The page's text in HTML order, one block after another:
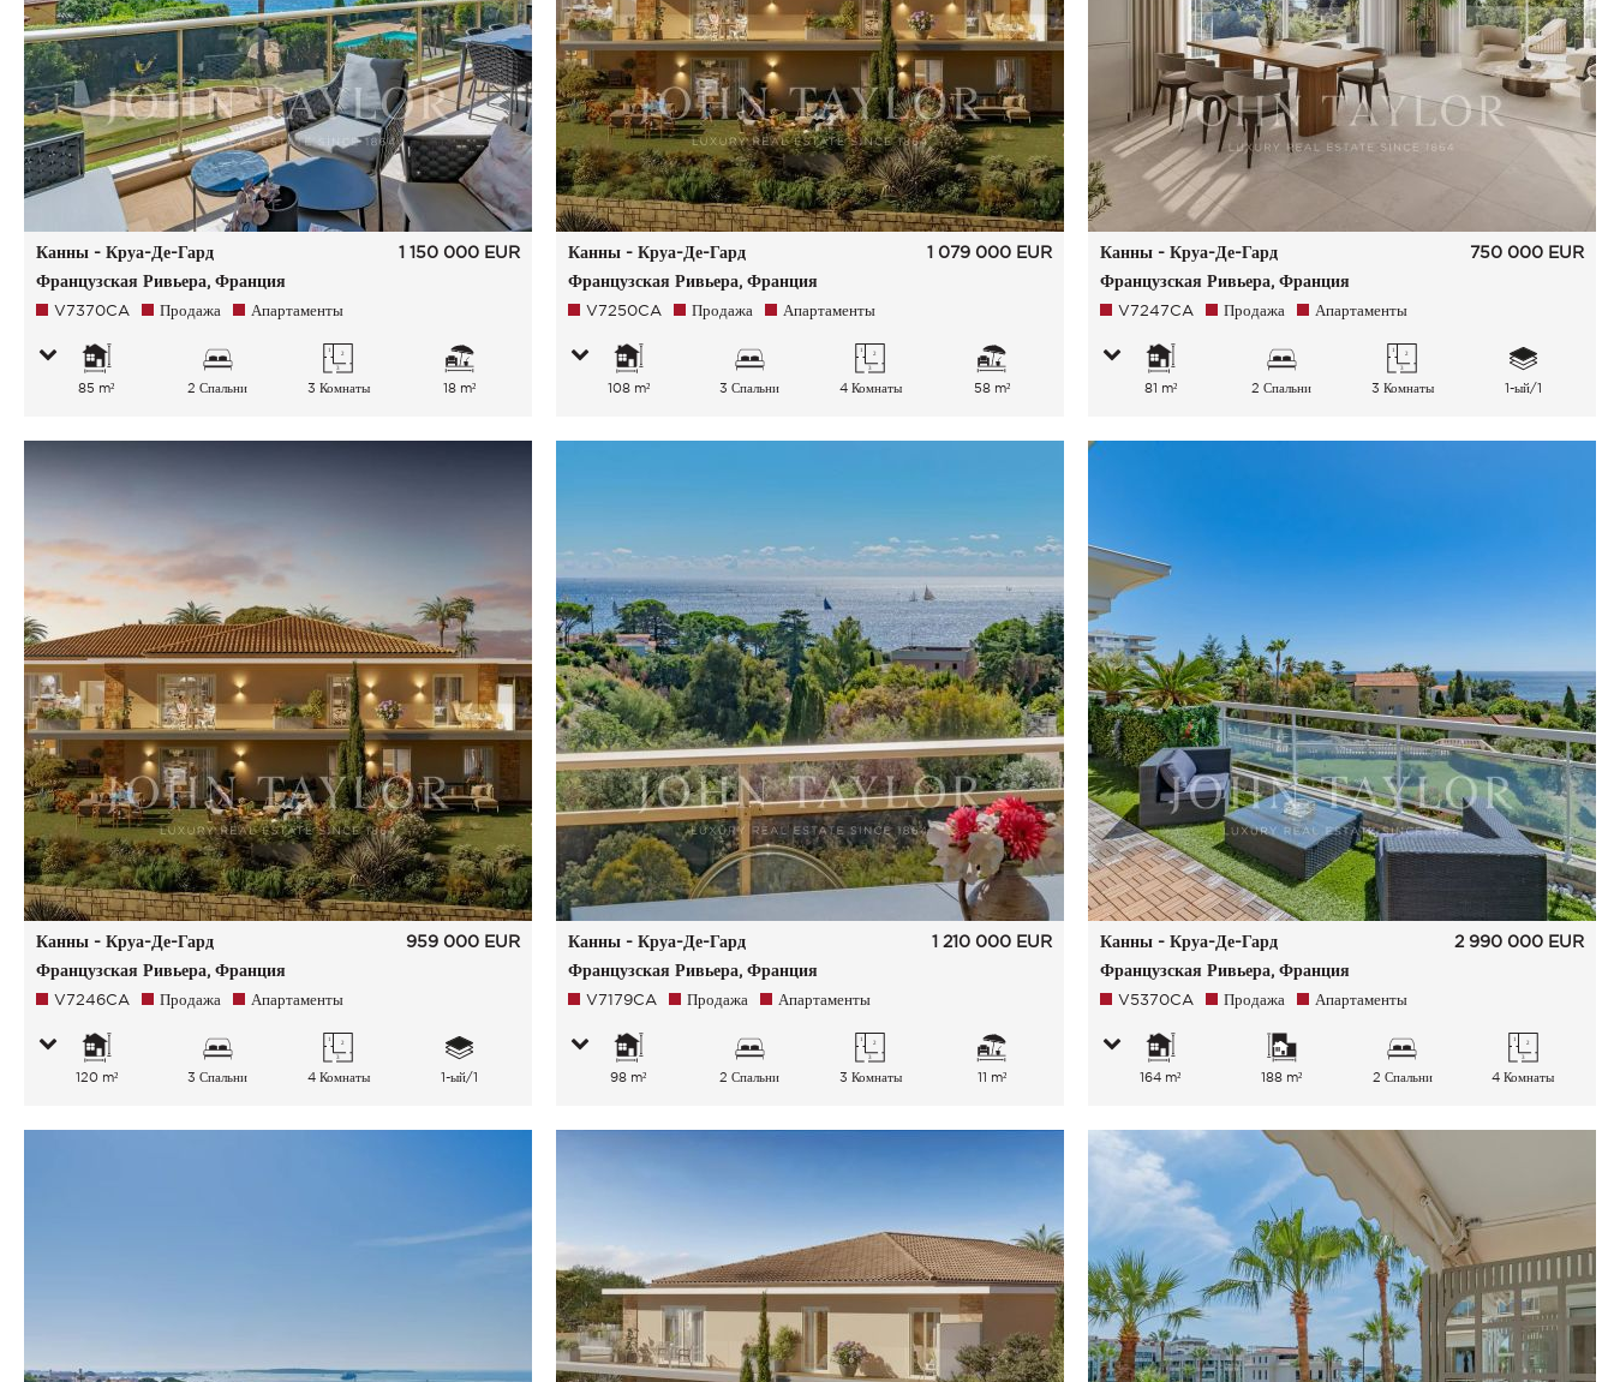
Канны - Круа-Де-Гард
Французская Ривьера, Франция
1 150 000 EUR
V7370CA Продажа Апартаменты
85 m² 2 Спальни 3 Комнаты 18 m²
Канны - Круа-Де-Гард
Французская Ривьера, Франция
1 079 000 EUR
V7250CA Продажа Апартаменты
108 m² 3 Спальни 4 Комнаты 58 m²
Канны - Круа-Де-Гард
Французская Ривьера, Франция
750 000 EUR
V7247CA Продажа Апартаменты
81 m² 2 Спальни 3 Комнаты 1-ый/1
Канны - Круа-Де-Гард
Французская Ривьера, Франция
959 000 EUR
V7246CA Продажа Апартаменты
120 m² 3 Спальни 4 Комнаты 1-ый/1
Канны - Круа-Де-Гард
Французская Ривьера, Франция
1 210 000 EUR
V7179CA Продажа Апартаменты
98 m² 2 Спальни 3 Комнаты 11 m²
Канны - Круа-Де-Гард
Французская Ривьера, Франция
2 990 000 EUR
V5370CA Продажа Апартаменты
164 m² 188 m² 2 Спальни 4 Комнаты